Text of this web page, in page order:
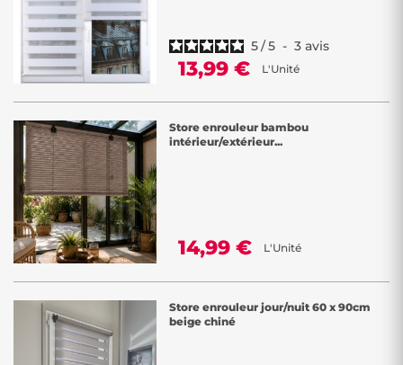
5/5 - 3 avis
13,99 € L'Unité
Store enrouleur bambou
intérieur/extérieur...
14,99 € L'Unité
Store enrouleur jour/nuit 60 x 90cm
beige chiné